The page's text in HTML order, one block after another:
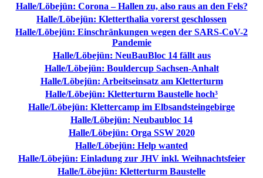
Halle/Löbejün: Corona – Hallen zu, also raus an den Fels?
Halle/Löbejün: Kletterthalia vorerst geschlossen
Halle/Löbejün: Einschränkungen wegen der SARS-CoV-2
Pandemie
Halle/Löbejün: NeuBauBloc 14 fällt aus
Halle/Löbejün: Bouldercup Sachsen-Anhalt
Halle/Löbejün: Arbeitseinsatz am Kletterturm
Halle/Löbejün: Kletterturm Baustelle hoch³
Halle/Löbejün: Klettercamp im Elbsandsteingebirge
Halle/Löbejün: Neubaubloc 14
Halle/Löbejün: Orga SSW 2020
Halle/Löbejün: Help wanted
Halle/Löbejün: Einladung zur JHV inkl. Weihnachtsfeier
Halle/Löbejün: Kletterturm Baustelle